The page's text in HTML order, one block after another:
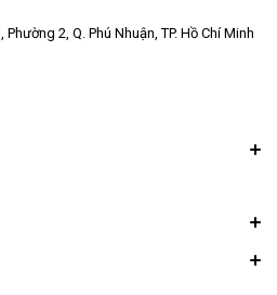
2, Q. Phú Nhuận, TP. Hồ Chí Minh